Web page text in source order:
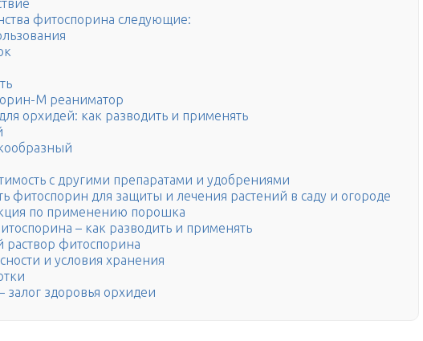
фитоспорина следующие:
М реаниматор
орхидей: как разводить и применять
с другими препаратами и удобрениями
фитоспорин для защиты и лечения растений в саду и огороде
по применению порошка
– как разводить и применять
раствор фитоспорина
и условия хранения
залог здоровья орхидеи